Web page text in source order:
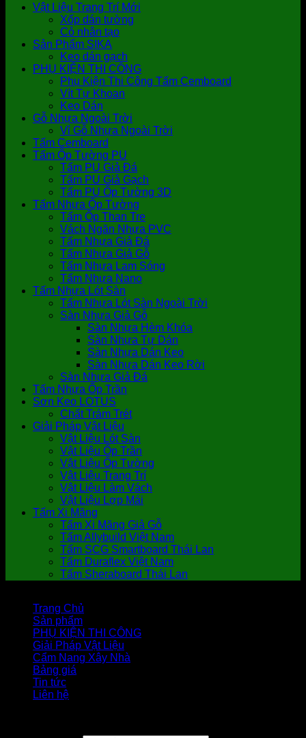
Vật Liệu Trang Trí Mới
Xốp dán tường
Cỏ nhân tạo
Sản Phẩm SIKA
Keo dán gạch
PHỤ KIỆN THI CÔNG
Phụ Kiện Thi Công Tấm Cemboard
Vít Tự Khoan
Keo Dán
Gỗ Nhựa Ngoài Trời
Vỉ Gỗ Nhựa Ngoài Trời
Tấm Cemboard
Tấm Ốp Tường PU
Tấm PU Giả Đá
Tấm PU Giả Gạch
Tấm PU Ốp Tường 3D
Tấm Nhựa Ốp Tường
Tấm Ốp Than Tre
Vách Ngăn Nhựa PVC
Tấm Nhựa Giả Đá
Tấm Nhựa Giả Gỗ
Tấm Nhựa Lam Sóng
Tấm Nhựa Nano
Tấm Nhựa Lót Sàn
Tấm Nhựa Lót Sàn Ngoài Trời
Sàn Nhựa Giả Gỗ
Sàn Nhựa Hèm Khóa
Sàn Nhựa Tự Dán
Sàn Nhựa Dán Keo
Sàn Nhựa Dán Keo Rời
Sàn Nhựa Giả Đá
Tấm Nhựa Ốp Trần
Sơn Keo LOTUS
Chất Trám Trét
Giải Pháp Vật Liệu
Vật Liệu Lót Sàn
Vật Liệu Ốp Trần
Vật Liệu Ốp Tường
Vật Liệu Trang Trí
Vật Liệu Làm Vách
Vật Liệu Lợp Mái
Tấm Xi Măng
Tấm Xi Măng Giả Gỗ
Tấm Allybuild Việt Nam
Tấm SCG Smartboard Thái Lan
Tấm Duraflex Việt Nam
Tấm Sheraboard Thái Lan
Trang Chủ
Sản phẩm
PHỤ KIỆN THI CÔNG
Giải Pháp Vật Liệu
Cẩm Nang Xây Nhà
Bảng giá
Tin tức
Liên hệ